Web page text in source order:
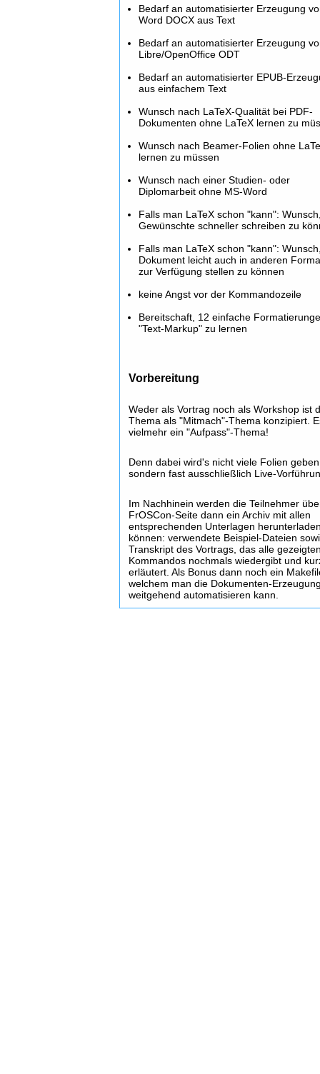
Bedarf an automatisierter Erzeugung
Word DOCX aus Text
Bedarf an automatisierter Erzeugung
Libre/OpenOffice ODT
Bedarf an automatisierter EPUB-
aus einfachem Text
Wunsch nach LaTeX-Qualität bei PDF-
Dokumenten ohne LaTeX lernen zu
Wunsch nach Beamer-Folien ohne
lernen zu müssen
Wunsch nach einer Studien- oder
Diplomarbeit ohne MS-Word
Falls man LaTeX schon "kann":
Gewünschte schneller schreiben zu
Falls man LaTeX schon "kann":
Dokument leicht auch in anderen
zur Verfügung stellen zu können
keine Angst vor der Kommandozeile
Bereitschaft, 12 einfache
"Text-Markup" zu lernen
Vorbereitung
Weder als Vortrag noch als Workshop ist
Thema als "Mitmach"-Thema konzipiert.
vielmehr ein "Aufpass"-Thema!
Denn dabei wird's nicht viele Folien
sondern fast ausschließlich Live-
Im Nachhinein werden die Teilnehmer
FrOSCon-Seite dann ein Archiv mit allen
entsprechenden Unterlagen
können: verwendete Beispiel-Dateien
Transkript des Vortrags, das alle
Kommandos nochmals wiedergibt und
erläutert. Als Bonus dann noch ein
welchem man die Dokumenten-
weitgehend automatisieren kann.